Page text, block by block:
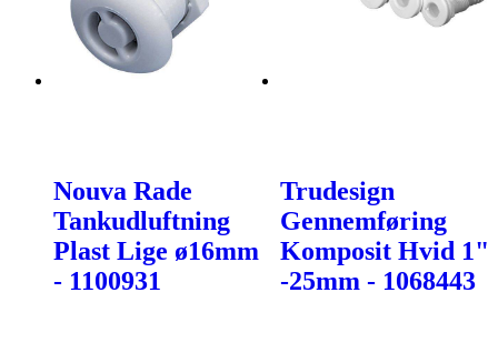
Nouva Rade
Tankudluftning
Plast Lige ø16mm
- 1100931
Trudesign
Gennemføring
Komposit Hvid 1"
-25mm - 1068443